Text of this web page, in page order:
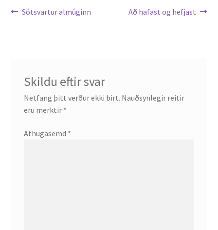
Ritverk og erindi
Leiðarkerfi
Previous
Sótsvartur almúginn
Next
Að hafast og hefjast
Skildu eftir svar
Netfang þitt verður ekki birt. Nauðsynlegir reitir
eru merktir *
Athugasemd *